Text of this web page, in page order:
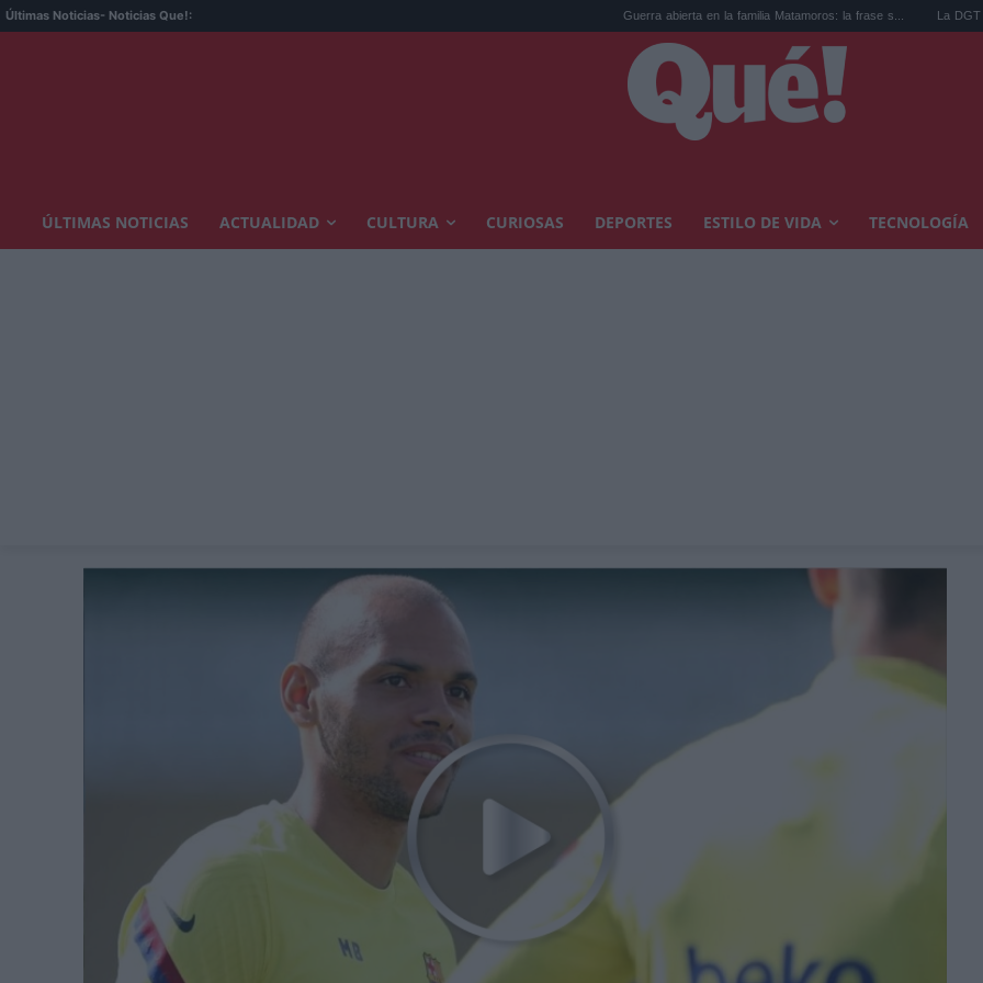
Últimas Noticias- Noticias Que!: Guerra abierta en la familia Matamoros: la frase s... La DGT lo
ÚLTIMAS NOTICIAS ACTUALIDAD CULTURA CURIOSAS DEPORTES ESTILO DE VIDA TECNOLOGÍA